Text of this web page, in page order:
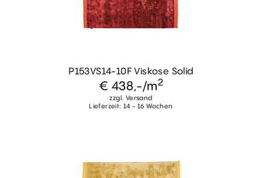
P153VS14-10F Viskose Solid
€ 438,-/m2
zzgl. Versand
Lieferzeit: 14 - 16 Wochen